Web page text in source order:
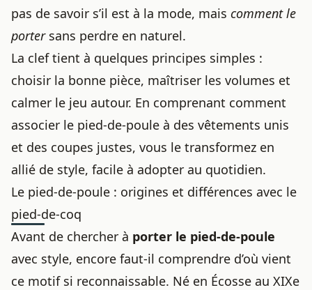
pas de savoir s’il est à la mode, mais comment le
portersans perdre en naturel.
La clef tient à quelques principes simples :
choisir la bonne pièce, maîtriser les volumes et
calmer le jeu autour. En comprenant comment
associer le pied-de-poule à des vêtements unis
et des coupes justes, vous le transformez en
allié de style, facile à adopter au quotidien.
Le pied-de-poule : origines et différences avec le
pied-de-coq
Avant de chercher à porter le pied-de-poule
avec style, encore faut-il comprendre d’où vient
ce motif si reconnaissable. Né en Écosse au XIXe